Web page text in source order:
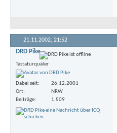
21.11.2002, 21:52
DRD Pike
Tastaturquäler
Dabei seit
26.12.2001
Ort
NRW
Beiträge
1.509